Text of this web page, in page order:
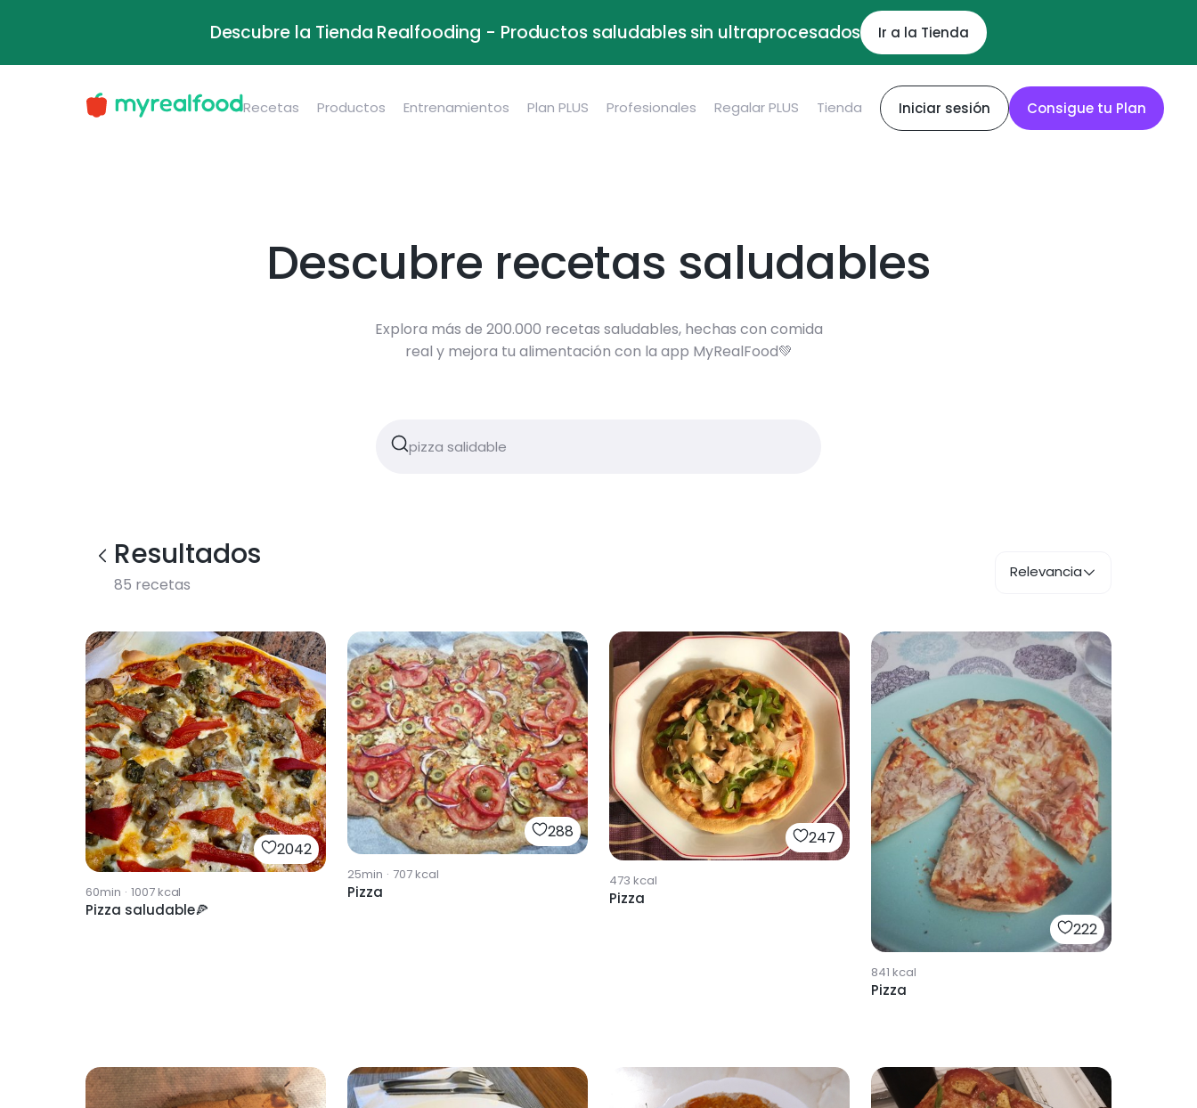
Descubre la Tienda Realfooding - Productos saludables sin ultraprocesados Ir a la Tienda
Recetas Productos Entrenamientos Plan PLUS Profesionales Regalar PLUS Tienda Iniciar sesión Consigue tu Plan
Descubre recetas saludables
Explora más de 200.000 recetas saludables, hechas con comida
real y mejora tu alimentación con la app MyRealFood💚
Resultados
85 recetas
Relevancia
2042
60min · 1007kcal
Pizza saludable🍕
288
25min · 707kcal
Pizza
247
473 kcal
Pizza
222
841 kcal
Pizza